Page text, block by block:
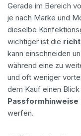
Gerade im Bereich
je nach Marke und
dieselbe
wichtiger ist die
kann einschneiden
während eine zu
und oft weniger
dem Kauf einen
werfen.